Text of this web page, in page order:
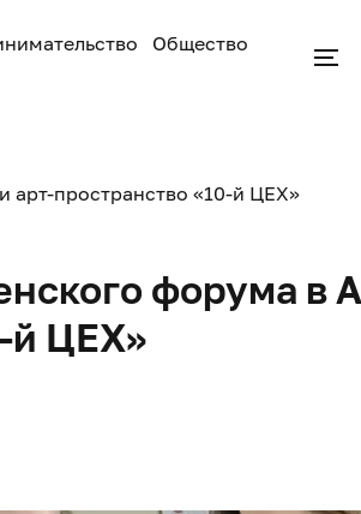
Общество
арт-пространство «10-й ЦЕХ»
форума в
й ЦЕХ»